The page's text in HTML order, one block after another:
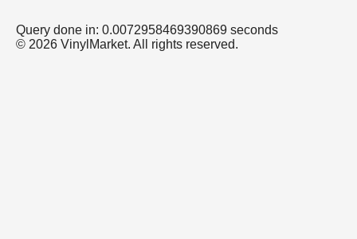
Query done in: 0.0072958469390869 seconds
© 2026 VinylMarket. All rights reserved.